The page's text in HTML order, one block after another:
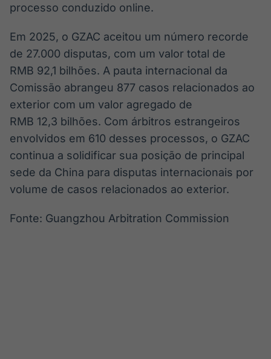
processo conduzido online.
Em 2025, o GZAC aceitou um número recorde
de 27.000 disputas, com um valor total de
RMB 92,1 bilhões. A pauta internacional da
Comissão abrangeu 877 casos relacionados ao
exterior com um valor agregado de
RMB 12,3 bilhões. Com árbitros estrangeiros
envolvidos em 610 desses processos, o GZAC
continua a solidificar sua posição de principal
sede da China para disputas internacionais por
volume de casos relacionados ao exterior.
Fonte: Guangzhou Arbitration Commission